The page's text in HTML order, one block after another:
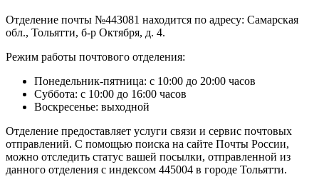
Отделение почты №443081 находится по адресу: Самарская
обл., Тольятти, б-р Октября, д. 4.
Режим работы почтового отделения:
Понедельник-пятница: с 10:00 до 20:00 часов
Суббота: с 10:00 до 16:00 часов
Воскресенье: выходной
Отделение предоставляет услуги связи и сервис почтовых
отправлений. С помощью поиска на сайте Почты России,
можно отследить статус вашей посылки, отправленной из
данного отделения с индексом 445004 в городе Тольятти.